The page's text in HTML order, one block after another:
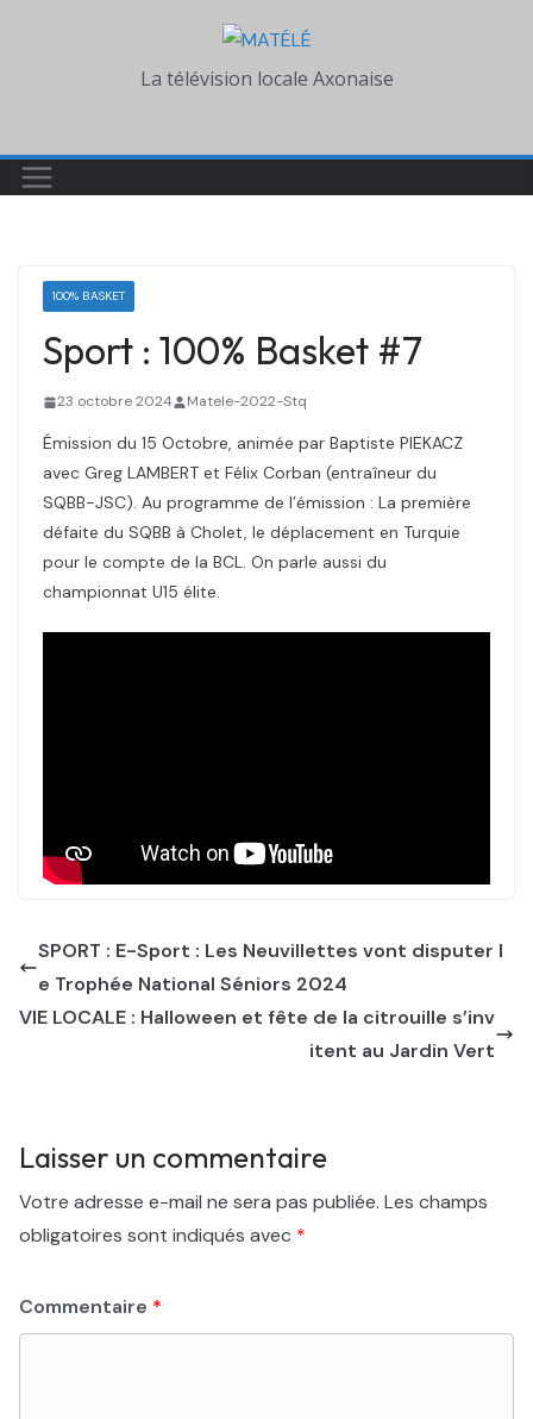
La télévision locale Axonaise
100% BASKET
Sport : 100% Basket #7
23 octobre 2024 Matele-2022-Stq
Émission du 15 Octobre, animée par Baptiste PIEKACZ
avec Greg LAMBERT et Félix Corban (entraîneur du
SQBB-JSC). Au programme de l’émission : La première
défaite du SQBB à Cholet, le déplacement en Turquie
pour le compte de la BCL. On parle aussi du
championnat U15 élite.
SPORT : E-Sport : Les Neuvillettes vont disputer l
e Trophée National Séniors 2024
VIE LOCALE : Halloween et fête de la citrouille s’inv
itent au Jardin Vert
Laisser un commentaire
Votre adresse e-mail ne sera pas publiée. Les champs
obligatoires sont indiqués avec *
Commentaire *